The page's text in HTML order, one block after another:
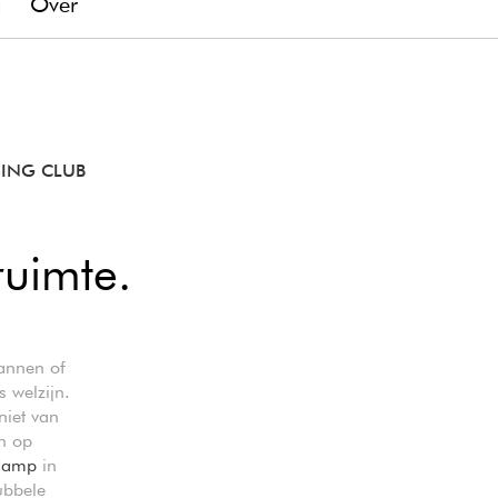
CLUB
of
welzijn.
van
op
in